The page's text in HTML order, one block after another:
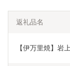
返礼品名
【伊万里焼】岩